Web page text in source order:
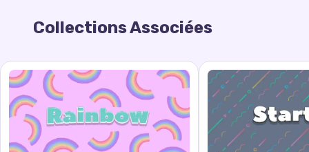
Collections Associées